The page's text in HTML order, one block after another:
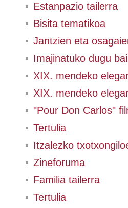
Estanpazio tailerra
Bisita tematikoa
Jantzien eta
Imajinatuko dugu
XIX. mendeko
XIX. mendeko
"Pour Don Carlos"
Tertulia
Itzalezko
Zineforuma
Familia tailerra
Tertulia